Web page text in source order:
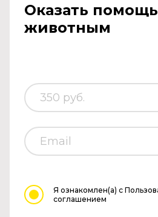
Оказать помощь
животным
Я ознакомлен(а) с
соглашением